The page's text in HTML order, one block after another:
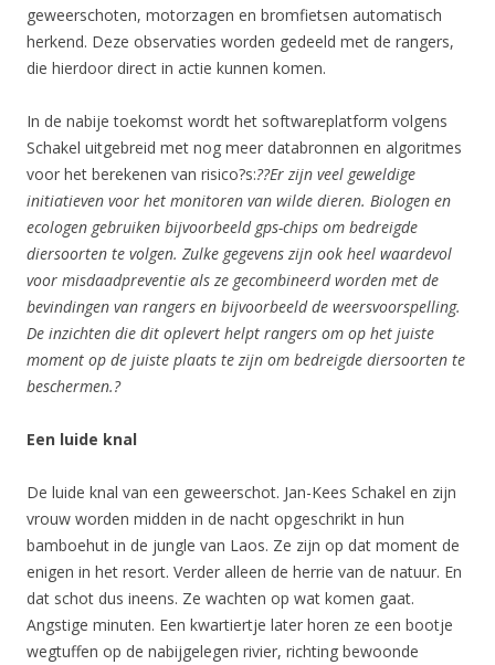
geweerschoten, motorzagen en bromfietsen automatisch
herkend. Deze observaties worden gedeeld met de rangers,
die hierdoor direct in actie kunnen komen.
In de nabije toekomst wordt het softwareplatform volgens
Schakel uitgebreid met nog meer databronnen en algoritmes
voor het berekenen van risico?s:??Er zijn veel geweldige
initiatieven voor het monitoren van wilde dieren. Biologen en
ecologen gebruiken bijvoorbeeld gps-chips om bedreigde
diersoorten te volgen. Zulke gegevens zijn ook heel waardevol
voor misdaadpreventie als ze gecombineerd worden met de
bevindingen van rangers en bijvoorbeeld de weersvoorspelling.
De inzichten die dit oplevert helpt rangers om op het juiste
moment op de juiste plaats te zijn om bedreigde diersoorten te
beschermen.?
Een luide knal
De luide knal van een geweerschot. Jan-Kees Schakel en zijn
vrouw worden midden in de nacht opgeschrikt in hun
bamboehut in de jungle van Laos. Ze zijn op dat moment de
enigen in het resort. Verder alleen de herrie van de natuur. En
dat schot dus ineens. Ze wachten op wat komen gaat.
Angstige minuten. Een kwartiertje later horen ze een bootje
wegtuffen op de nabijgelegen rivier, richting bewoonde